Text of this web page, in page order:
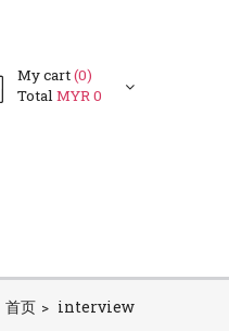
My cart(0)
TotalMYR 0
首页 interview